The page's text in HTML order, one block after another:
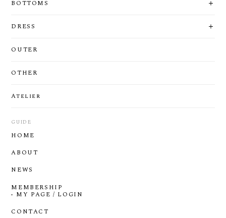
BOTTOMS
DRESS
OUTER
OTHER
Atelier
GUIDE
HOME
ABOUT
NEWS
MEMBERSHIP
MY PAGE / LOGIN
CONTACT